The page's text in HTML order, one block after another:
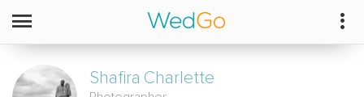
Shafira Charlette